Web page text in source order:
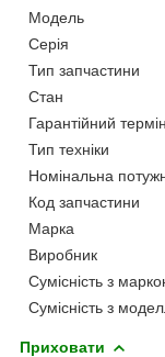
Модель
Серія
Тип запчастини
Стан
Гарантійний термін
Тип техніки
Номінальна
Код запчастини
Марка
Виробник
Сумісність з
Сумісність з
Приховати